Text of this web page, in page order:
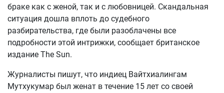
браке как с женой, так и с любовницей. Скандальная
ситуация дошла вплоть до судебного
разбирательства, где были разоблачены все
подробности этой интрижки, сообщает британское
издание The Sun.
Журналисты пишут, что индиец Вайтхиалингам
Мутхукумар был женат в течение 15 лет со своей